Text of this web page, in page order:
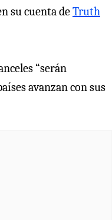
su cuenta deTruth
“serán
avanzan con sus